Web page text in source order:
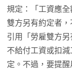
規定：「工資應
雙方另有約定者
引用「勞雇雙方
不給付工資或扣
定。不過，要提醒